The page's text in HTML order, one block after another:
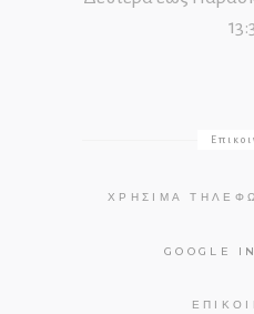
ΧΡΉΣΙΜΑ
GOOGLE